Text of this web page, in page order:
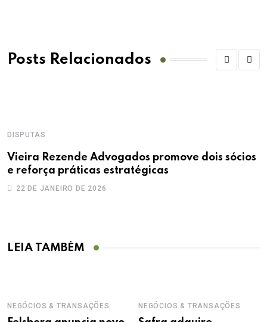
Posts Relacionados
DISPUTAS
Vieira Rezende Advogados promove dois sócios
e reforça práticas estratégicas
22 DE JANEIRO DE 2026
LEIA TAMBÉM
NEGÓCIOS & TRANSAÇÕES NEGÓCIOS & TRANSAÇÕES